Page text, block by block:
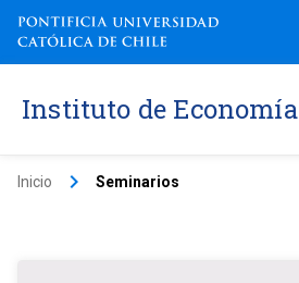
Instituto de Economía
Inicio keyboard_arrow_right Seminarios